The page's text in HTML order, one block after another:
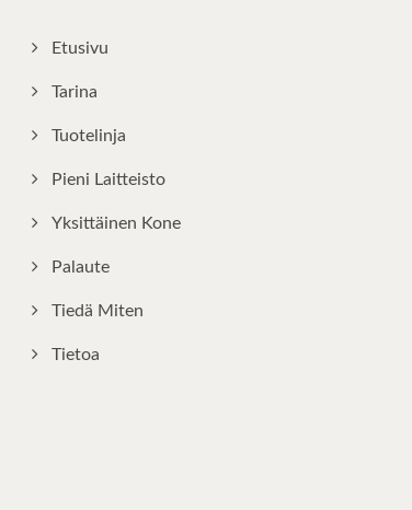
Etusivu
Tarina
Tuotelinja
Pieni Laitteisto
Yksittäinen Kone
Palaute
Tiedä Miten
Tietoa